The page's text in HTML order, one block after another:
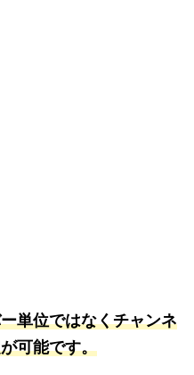
単位ではなくチャンネ
可能です。